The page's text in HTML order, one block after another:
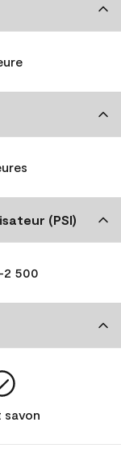
(PSI)
2 500
savon